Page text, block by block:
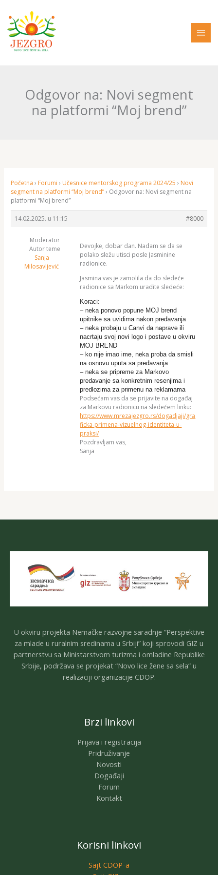
sadržaj
Odgovor na: Novi segment
na platformi “Moj brend”
Početna › Forumi › Učesnice mentorskog programa 2024/25 › Novi
segment na platformi “Moj brend” › Odgovor na: Novi segment na
platformi “Moj brend”
14.02.2025. u 11:15 #8000
Moderator
Autor teme
Sanja
Milosavljević
Devojke, dobar dan. Nadam se da se
polako sležu utisci posle Jasminine
radionice.
Jasmina vas je zamolila da do sledeće
radionice sa Markom uradite sledeće:
Koraci:
– neka ponovo popune MOJ brend
upitnike sa uvidima nakon predavanja
– neka probaju u Canvi da naprave ili
nacrtaju svoj novi logo i postave u okviru
MOJ BREND
– ko nije imao ime, neka proba da smisli
na osnovu uputa sa predavanja
– neka se pripreme za Markovo
predavanje sa konkretnim resenjima i
predlozima za primenu na reklamama
Podsećam vas da se prijavite na događaj
za Markovu radionicu na sledećem linku:
https://www.mrezajezgro.rs/dogadjaji/gra
ficka-primena-vizuelnog-identiteta-u-
praksi/
Pozdravljam vas,
Sanja
U okviru projekta Nemačke razvojne saradnje “Perspektive
za mlade u ruralnim sredinama u Srbiji” koji sprovodi GIZ u
partnerstvu sa Ministarstvom turizma i omladine Republike
Srbije, podržava se projekat “Novo lice žene sa sela” u
realizaciji organizacije CDOP.
Brzi linkovi
Prijava i registracija
Pridruživanje
Novosti
Događaji
Forum
Kontakt
Korisni linkovi
Sajt CDOP-a